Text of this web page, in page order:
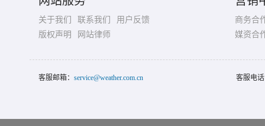
关于我们 联系我们
用户反馈
版权声明
网站律师
商务合
媒资合
客服邮箱： service@weather.com.cn 客服电